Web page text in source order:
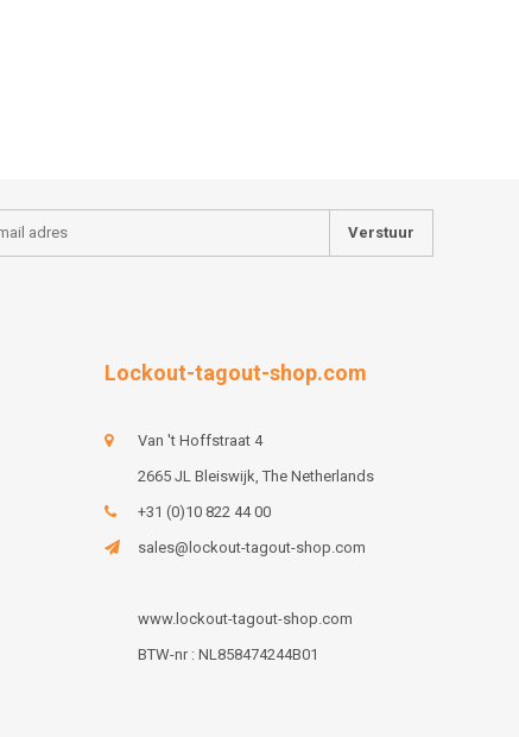
Verstuur
Lockout-tagout-shop.com
Van 't Hoffstraat 4
2665 JL Bleiswijk, The Netherlands
+31 (0)10 822 44 00
sales@lockout-tagout-shop.com
www.lockout-tagout-shop.com
BTW-nr : NL858474244B01